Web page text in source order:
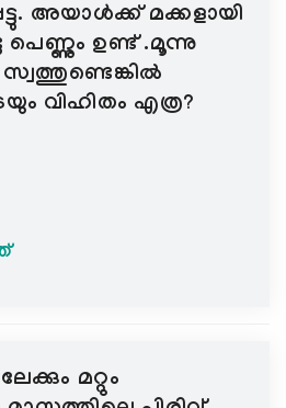
അയാള്‍ക്ക് മക്കളായി
ഉണ്ട് .മൂന്നു
വിഹിതം എത്ര?
മറ്റും